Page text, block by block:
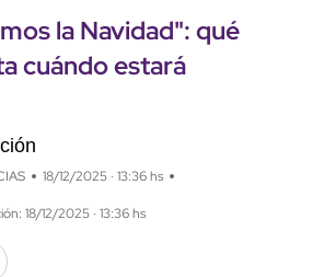
la Navidad": qué
cuándo estará
18/12/2025 · 13:36 hs
18/12/2025 · 13:36 hs